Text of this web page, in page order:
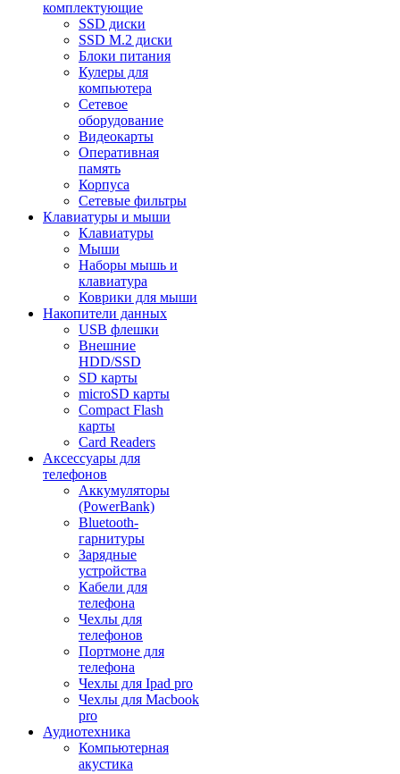
комплектующие
SSD диски
SSD M.2 диски
Блоки питания
Кулеры для
компьютера
Сетевое
оборудование
Видеокарты
Оперативная
память
Корпуса
Сетевые фильтры
Клавиатуры и мыши
Клавиатуры
Мыши
Наборы мышь и
клавиатура
Коврики для мыши
Накопители данных
USB флешки
Внешние
HDD/SSD
SD карты
microSD карты
Compact Flash
карты
Card Readers
Аксессуары для
телефонов
Аккумуляторы
(PowerBank)
Bluetooth-
гарнитуры
Зарядные
устройства
Кабели для
телефона
Чехлы для
телефонов
Портмоне для
телефона
Чехлы для Ipad pro
Чехлы для Macbook
pro
Аудиотехника
Компьютерная
акустика